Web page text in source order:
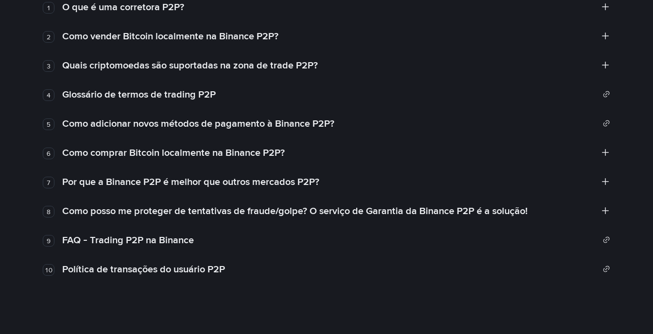
1 O que é uma corretora P2P?
2 Como vender Bitcoin localmente na Binance P2P?
3 Quais criptomoedas são suportadas na zona de trade P2P?
4 Glossário de termos de trading P2P
5 Como adicionar novos métodos de pagamento à Binance P2P?
6 Como comprar Bitcoin localmente na Binance P2P?
7 Por que a Binance P2P é melhor que outros mercados P2P?
8 Como posso me proteger de tentativas de fraude/golpe? O serviço de Garantia da Binance P2P é a solução!
9 FAQ - Trading P2P na Binance
10 Política de transações do usuário P2P